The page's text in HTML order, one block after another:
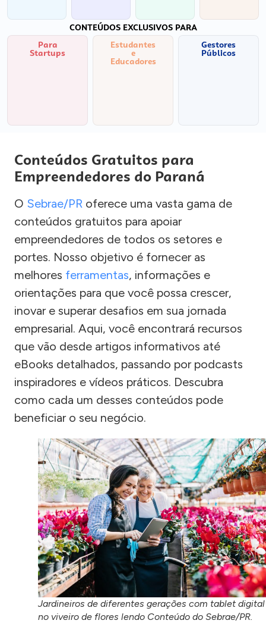
CONTEÚDOS EXCLUSIVOS PARA
Para
Startups
Estudantes
e
Educadores
Gestores
Públicos
Conteúdos Gratuitos para
Empreendedores do Paraná
O Sebrae/PR oferece uma vasta gama de
conteúdos gratuitos para apoiar
empreendedores de todos os setores e
portes. Nosso objetivo é fornecer as
melhores ferramentas, informações e
orientações para que você possa crescer,
inovar e superar desafios em sua jornada
empresarial. Aqui, você encontrará recursos
que vão desde artigos informativos até
eBooks detalhados, passando por podcasts
inspiradores e vídeos práticos. Descubra
como cada um desses conteúdos pode
beneficiar o seu negócio.
Jardineiros de diferentes gerações com tablet digital
no viveiro de flores lendo Conteúdo do Sebrae/PR.